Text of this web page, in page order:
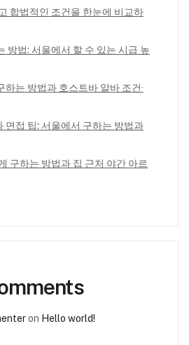
합법적인 조건을 한눈에 비교하
방법: 서울에서 할 수 있는 시급 높
는 방법과 호스트바 알바 조건·
면접 팁: 서울에서 구하는 방법과
구하는 방법과 집 근처 야간 아르
on Hello world!